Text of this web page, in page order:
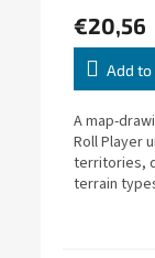
€20,56
Add
A map-
Roll Player
territories,
terrain